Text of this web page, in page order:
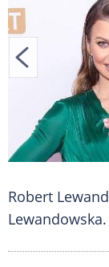
Robert
Lewandowska.